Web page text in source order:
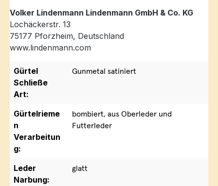
Volker Lindenmann Lindenmann GmbH & Co. KG
Lochäckerstr. 13
75177 Pforzheim, Deutschland
www.lindenmann.com
Gürtel
Schließe
Art:
Gunmetal satiniert
Gürtelrieme
n
Verarbeitun
g:
bombiert, aus Oberleder und
Futterleder
Leder
Narbung:
glatt